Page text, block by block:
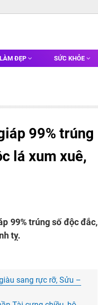
LÀM ĐẸP SỨC KHỎE
99% trúng
lá xum xuê,
99% trúng số độc đắc,
tỵ.
sang rực rỡ, Sửu –